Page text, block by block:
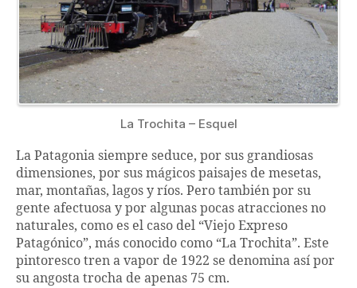
La Trochita – Esquel
La Patagonia siempre seduce, por sus grandiosas
dimensiones, por sus mágicos paisajes de mesetas,
mar, montañas, lagos y ríos. Pero también por su
gente afectuosa y por algunas pocas atracciones no
naturales, como es el caso del “Viejo Expreso
Patagónico”, más conocido como “La Trochita”. Este
pintoresco tren a vapor de 1922 se denomina así por
su angosta trocha de apenas 75 cm.